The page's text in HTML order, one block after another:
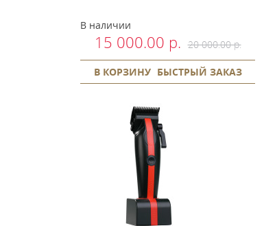
В наличии
15 000.00 р. 20 000.00 р.
В КОРЗИНУ БЫСТРЫЙ ЗАКАЗ